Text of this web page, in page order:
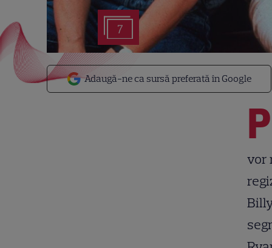
7
Adaugă-ne ca sursă preferată în Google
P
vor